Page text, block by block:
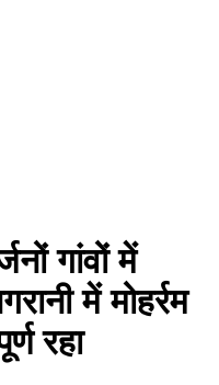
गांवों में
में मोहर्रम
रहा